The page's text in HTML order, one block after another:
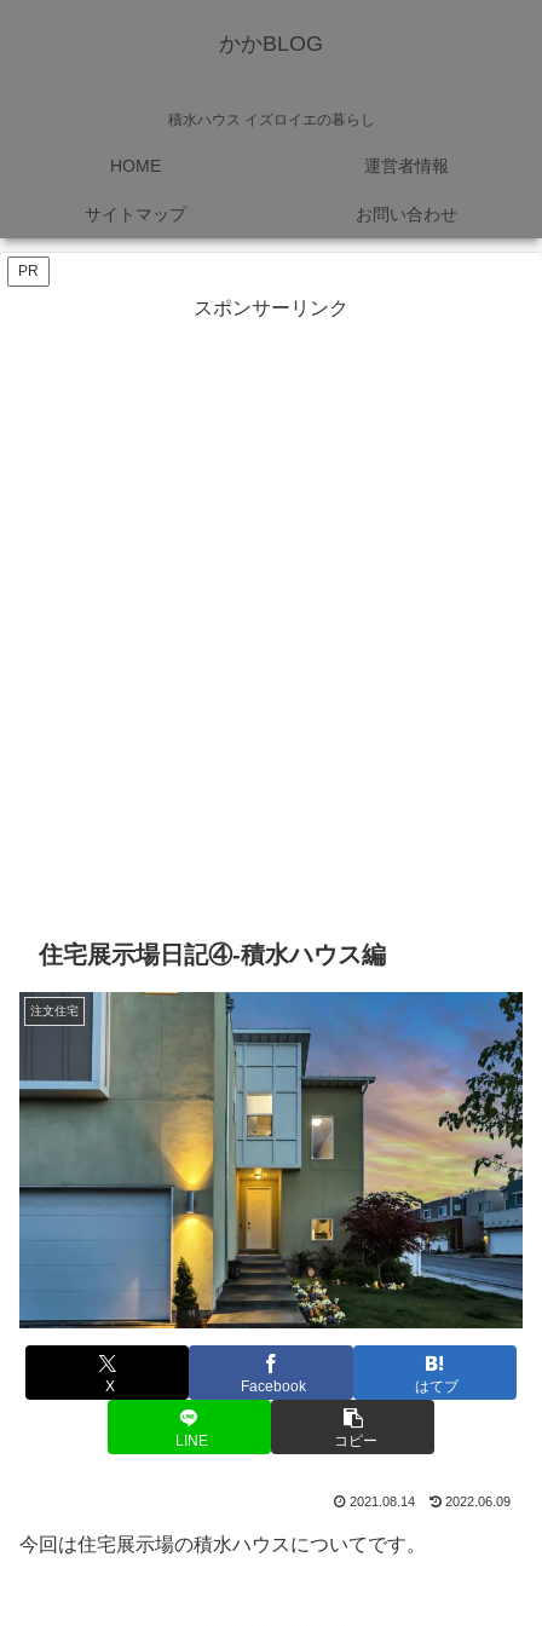
かかBLOG
積水ハウス イズロイエの暮らし
HOME 運営者情報
サイトマップ お問い合わせ
PR
スポンサーリンク
住宅展示場日記④-積水ハウス編
注文住宅
X Facebook はてブ
LINE コピー
2021.08.14 2022.06.09
今回は住宅展示場の積水ハウスについてです。